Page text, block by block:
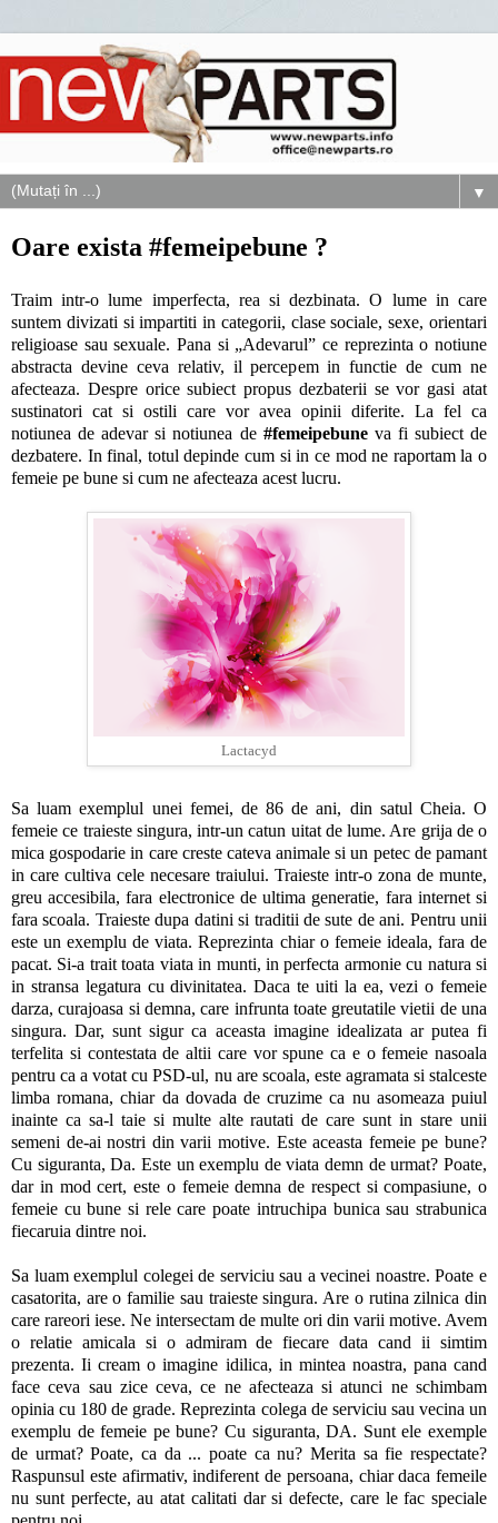
▼
Oare exista #femeipebune ?
Traim intr-o lume imperfecta, rea si dezbinata. O lume in care
suntem divizati si impartiti in categorii, clase sociale, sexe, orientari
religioase sau sexuale. Pana si „Adevarul” ce reprezinta o notiune
abstracta devine ceva relativ, il percepem in functie de cum ne
afecteaza. Despre orice subiect propus dezbaterii se vor gasi atat
sustinatori cat si ostili care vor avea opinii diferite. La fel ca
notiunea de adevar si notiunea de #femeipebuneva fi subiect de
dezbatere. In final, totul depinde cum si in ce mod ne raportam la o
femeie pe bune si cum ne afecteaza acest lucru.
Lactacyd
Sa luam exemplul unei femei, de 86 de ani, din satul Cheia. O
femeie ce traieste singura, intr-un catun uitat de lume. Are grija de o
mica gospodarie in care creste cateva animale si un petec de pamant
in care cultiva cele necesare traiului. Traieste intr-o zona de munte,
greu accesibila, fara electronice de ultima generatie, fara internet si
fara scoala. Traieste dupa datini si traditii de sute de ani. Pentru unii
este un exemplu de viata. Reprezinta chiar o femeie ideala, fara de
pacat. Si-a trait toata viata in munti, in perfecta armonie cu natura si
in stransa legatura cu divinitatea. Daca te uiti la ea, vezi o femeie
darza, curajoasa si demna, care infrunta toate greutatile vietii de una
singura. Dar, sunt sigur ca aceasta imagine idealizata ar putea fi
terfelita si contestata de altii care vor spune ca e o femeie nasoala
pentru ca a votat cu PSD-ul, nu are scoala, este agramata si stalceste
limba romana, chiar da dovada de cruzime ca nu asomeaza puiul
inainte ca sa-l taie si multe alte rautati de care sunt in stare unii
semeni de-ai nostri din varii motive. Este aceasta femeie pe bune?
Cu siguranta, Da. Este un exemplu de viata demn de urmat? Poate,
dar in mod cert, este o femeie demna de respect si compasiune, o
femeie cu bune si rele care poate intruchipa bunica sau strabunica
fiecaruia dintre noi.
Sa luam exemplul colegei de serviciu sau a vecinei noastre. Poate e
casatorita, are o familie sau traieste singura. Are o rutina zilnica din
care rareori iese. Ne intersectam de multe ori din varii motive. Avem
o relatie amicala si o admiram de fiecare data cand ii simtim
prezenta. Ii cream o imagine idilica, in mintea noastra, pana cand
face ceva sau zice ceva, ce ne afecteaza si atunci ne schimbam
opinia cu 180 de grade. Reprezinta colega de serviciu sau vecina un
exemplu de femeie pe bune? Cu siguranta, DA. Sunt ele exemple
de urmat? Poate, ca da ... poate ca nu? Merita sa fie respectate?
Raspunsul este afirmativ, indiferent de persoana, chiar daca femeile
nu sunt perfecte, au atat calitati dar si defecte, care le fac speciale